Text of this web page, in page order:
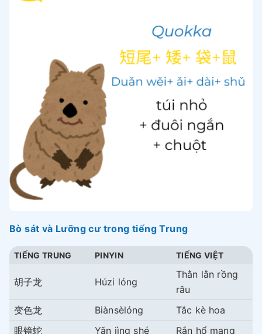
Bò sát và Lưỡng cư trong tiếng Trung
TIẾNG TRUNG PINYIN TIẾNG VIỆT
胡子龙 Húzi lóng
Thằn lằn rồng
râu
变色龙
Biànsèlóng
Tắc kè hoa
眼镜蛇
Yǎn jìng shé
Rắn hổ mang